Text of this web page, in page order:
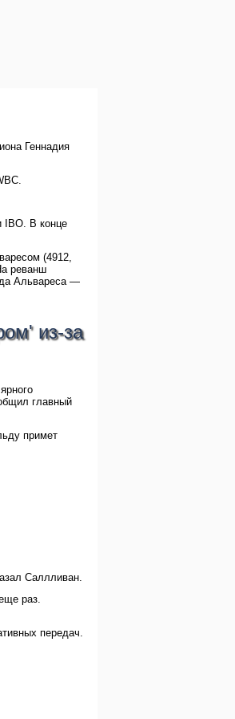
Геннадия
IBO. В конце
(4912,
реванш
Альвареса —
из-за
главный
примет
Саллливан.
раз.
передач.